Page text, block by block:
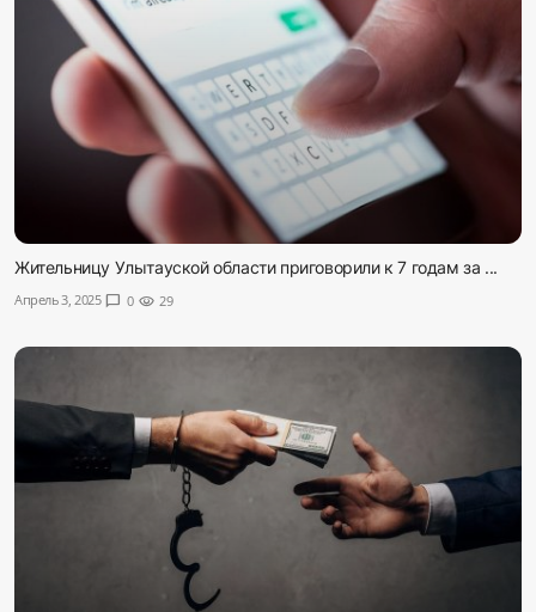
Жительницу Улытауской области приговорили к 7 годам за ...
Апрель 3, 2025 chat_bubble 0 visibility 29